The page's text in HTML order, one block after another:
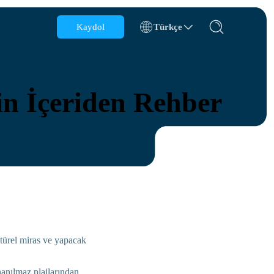
Kaydol Türkçe
Şili Çin
Danimarka
İçeriden Rehber
miras ve yapacak
plajlarından